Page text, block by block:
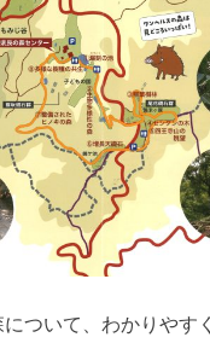
ついて、わかりやす